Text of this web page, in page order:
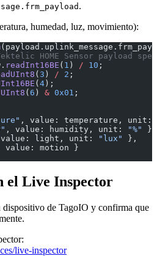
.
humedad, luz, movimiento):
HOME Sensor payload spec
readInt16BE ( 1 ) / 10 ;
( 3 ) / 2 ;
( 4 );
( 6 ) & 0x01 ;
, value: temperature, unit:
, value: humidity, unit: "%"
},
light, unit: "lux"
},
value: motion }
el Live Inspector
dispositivo de TagoIO y confirma que
live-inspector